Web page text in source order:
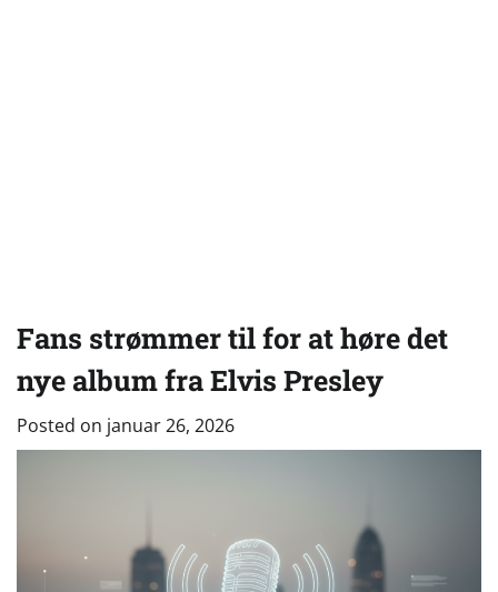
Fans strømmer til for at høre det
nye album fra Elvis Presley
Posted on januar 26, 2026